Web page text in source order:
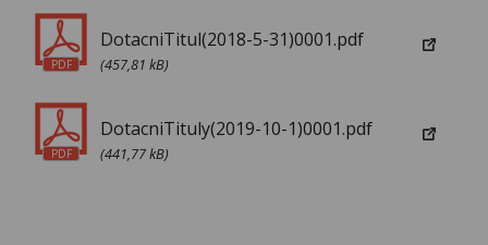
DotacniTitul(2018-5-31)0001.pdf
(457,81 kB)
PDF
DotacniTituly(2019-10-1)0001.pdf
(441,77 kB)
PDF